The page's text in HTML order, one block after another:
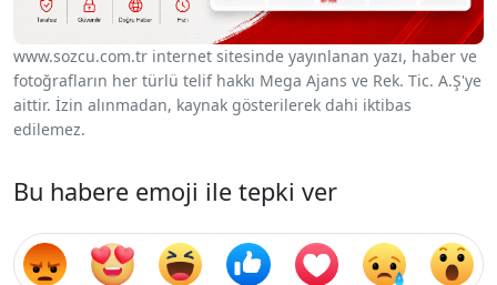
www.sozcu.com.tr internet sitesinde yayınlanan yazı, haber ve
fotoğrafların her türlü telif hakkı Mega Ajans ve Rek. Tic. A.Ş'ye
aittir. İzin alınmadan, kaynak gösterilerek dahi iktibas
edilemez.
Bu habere emoji ile tepki ver